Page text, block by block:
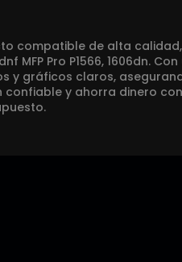
compatible de alta
MFP Pro P1566, 1606dn.
y gráficos claros,
y ahorra dinero